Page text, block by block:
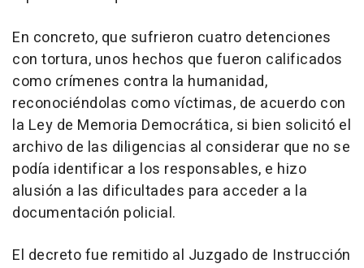
En concreto, que sufrieron cuatro detenciones
con tortura, unos hechos que fueron calificados
como crímenes contra la humanidad,
reconociéndolas como víctimas, de acuerdo con
la Ley de Memoria Democrática, si bien solicitó el
archivo de las diligencias al considerar que no se
podía identificar a los responsables, e hizo
alusión a las dificultades para acceder a la
documentación policial.
El decreto fue remitido al Juzgado de Instrucción